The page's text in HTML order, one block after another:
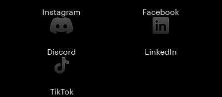
Instagram Facebook
Discord LinkedIn
TikTok